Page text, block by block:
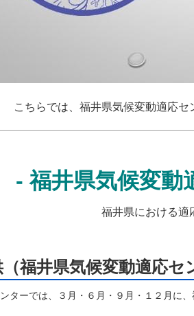
こちらでは、福井県気候変動適応セ
- 福井県気候変動
福井県における適
（福井県気候変動適応セ
ターでは、３月・６月・９月・１２月に